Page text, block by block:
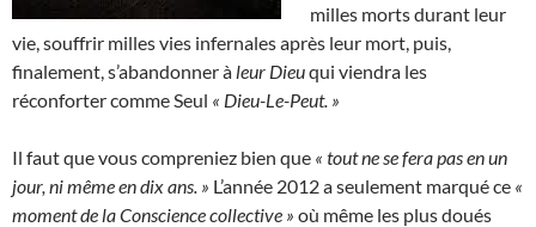
milles morts durant leur
vie, souffrir milles vies infernales après leur mort, puis,
finalement, s’abandonner à leur Dieuqui viendra les
réconforter comme Seul « Dieu-Le-Peut. »
Il faut que vous compreniez bien que « tout ne se fera pas en un
jour, ni même en dix ans. » L’année 2012 a seulement marqué ce «
moment de la Conscience collective » où même les plus doués